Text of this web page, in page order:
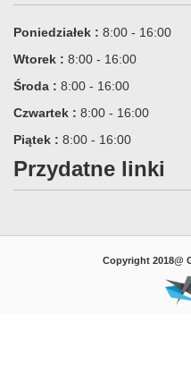
Poniedziałek : 8:00 - 16:00
Wtorek : 8:00 - 16:00
Środa : 8:00 - 16:00
Czwartek : 8:00 - 16:00
Piątek : 8:00 - 16:00
Przydatne linki
Copyright 2018@